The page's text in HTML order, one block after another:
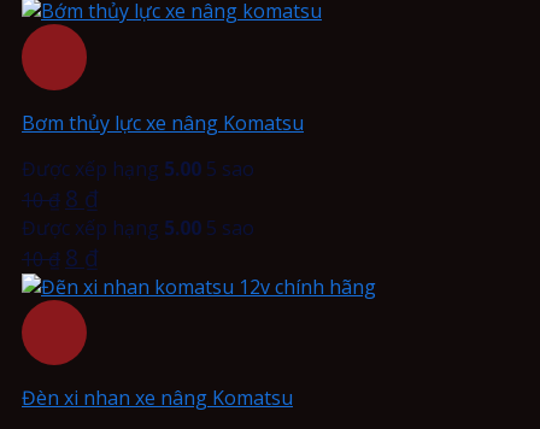
Bơm thủy lực xe nâng Komatsu
Được xếp hạng 5.00 5 sao
10₫ 8 ₫
Được xếp hạng 5.00 5 sao
10₫ 8 ₫
Đèn xi nhan xe nâng Komatsu